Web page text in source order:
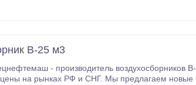
В-25 м3
- производитель воздухосборников
на рынках РФ и СНГ. Мы предлагаем новые